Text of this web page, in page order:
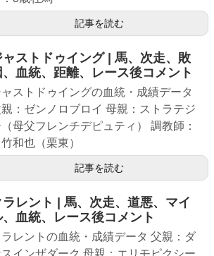
記事を読む
ャストドゥイング | 馬、次走、敗
、血統、距離、レース後コメント
ャストドゥイングの血統・成績データ
：ゼンノロブロイ 母親：ストラテジ
母父フレンチデピュティ） 調教師：
和也（栗東）
記事を読む
ラレント | 馬、次走、道悪、マイ
、血統、レース後コメント
ラレントの血統・成績データ 父親：ダ